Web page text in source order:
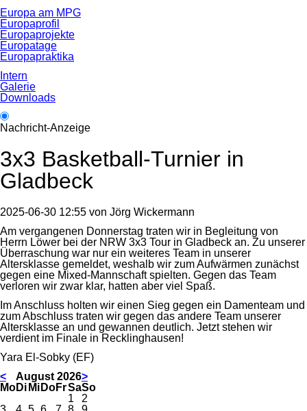
Europa am MPG
Europaprofil
Europaprojekte
Europatage
Europapraktika
Intern
Galerie
Downloads
Nachricht-Anzeige
3x3 Basketball-Turnier in
Gladbeck
2025-06-30 12:55 von Jörg Wickermann
Am vergangenen Donnerstag traten wir in Begleitung von
Herrn Löwer bei der NRW 3x3 Tour in Gladbeck an. Zu unserer
Überraschung war nur ein weiteres Team in unserer
Altersklasse gemeldet, weshalb wir zum Aufwärmen zunächst
gegen eine Mixed-Mannschaft spielten. Gegen das Team
verloren wir zwar klar, hatten aber viel Spaß.
Im Anschluss holten wir einen Sieg gegen ein Damenteam und
zum Abschluss traten wir gegen das andere Team unserer
Altersklasse an und gewannen deutlich. Jetzt stehen wir
verdient im Finale in Recklinghausen!
Yara El-Sobky (EF)
<
August 2026>
Montag
Dienstag
Mittwoch
Donnerstag
Freitag
Samstag
Sonntag
1
2